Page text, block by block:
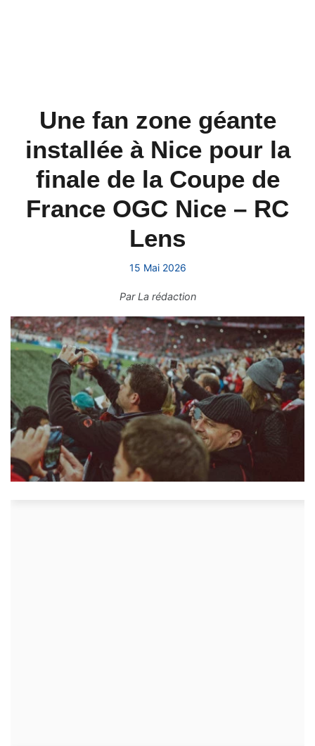
Une fan zone géante
installée à Nice pour la
finale de la Coupe de
France OGC Nice – RC
Lens
15 Mai 2026
ParLa rédaction